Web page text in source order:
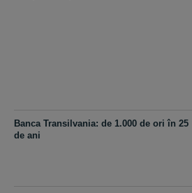
Banca Transilvania: de 1.000 de ori în 25
de ani